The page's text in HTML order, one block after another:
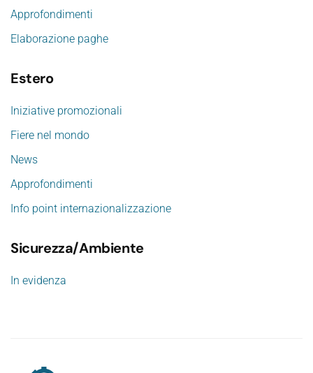
Approfondimenti
Elaborazione paghe
Estero
Iniziative promozionali
Fiere nel mondo
News
Approfondimenti
Info point internazionalizzazione
Sicurezza/Ambiente
In evidenza